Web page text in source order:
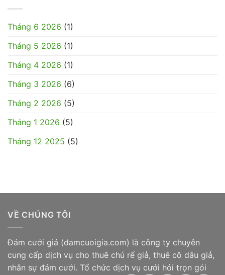
Tháng 6 2026 (1)
Tháng 5 2026 (1)
Tháng 4 2026 (1)
Tháng 3 2026 (6)
Tháng 2 2026 (5)
Tháng 1 2026 (5)
Tháng 12 2025 (5)
VỀ CHÚNG TÔI
Đám cưới giả (damcuoigia.com) là công ty chuyên
cung cấp dịch vụ cho thuê chú rể giả, thuê cô dâu giả,
nhân sự đám cưới. Tổ chức dịch vụ cưới hỏi trọn gói